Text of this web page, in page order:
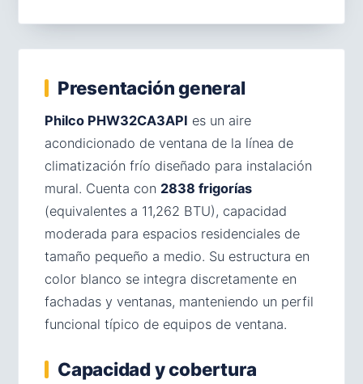
Presentación general
Philco PHW32CA3API es un aire
acondicionado de ventana de la línea de
climatización frío diseñado para instalación
mural. Cuenta con 2838 frigorías
(equivalentes a 11,262 BTU), capacidad
moderada para espacios residenciales de
tamaño pequeño a medio. Su estructura en
color blanco se integra discretamente en
fachadas y ventanas, manteniendo un perfil
funcional típico de equipos de ventana.
Capacidad y cobertura